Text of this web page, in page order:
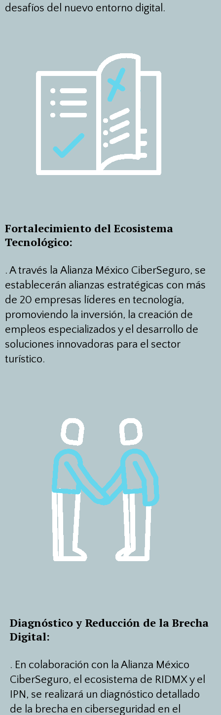
desafíos del nuevo entorno digital.
Fortalecimiento del Ecosistema
Tecnológico:
. A través la Alianza México CiberSeguro, se
establecerán alianzas estratégicas con más
de 20 empresas líderes en tecnología,
promoviendo la inversión, la creación de
empleos especializados y el desarrollo de
soluciones innovadoras para el sector
turístico.
Diagnóstico y Reducción de la Brecha
Digital:
. En colaboración con la Alianza México
CiberSeguro, el ecosistema de RIDMX y el
IPN, se realizará un diagnóstico detallado
de la brecha en ciberseguridad en el